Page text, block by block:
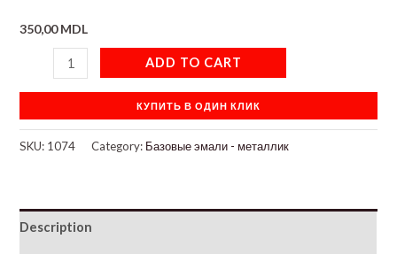
350,00MDL
ADD TO CART
КУПИТЬ В ОДИН КЛИК
SKU: 1074 Category: Базовые эмали - металлик
Description